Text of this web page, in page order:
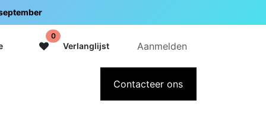
0
Verlanglijst Aanmelden
Over IntermediContacteer ons